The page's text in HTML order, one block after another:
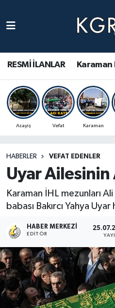
RESMİ İLANLAR
Asayiş Vefat Karaman
HABERLER VEFAT EDENLER
Uyar Ailesinin
Karaman İHL mezunları
babası Bakırcı Yahya
HABER MERKEZI
EDITÖR
Gündem Haberleri
Güncel Haberler
Spor Haberleri
Ulusal Haberler
Vefat Edenler